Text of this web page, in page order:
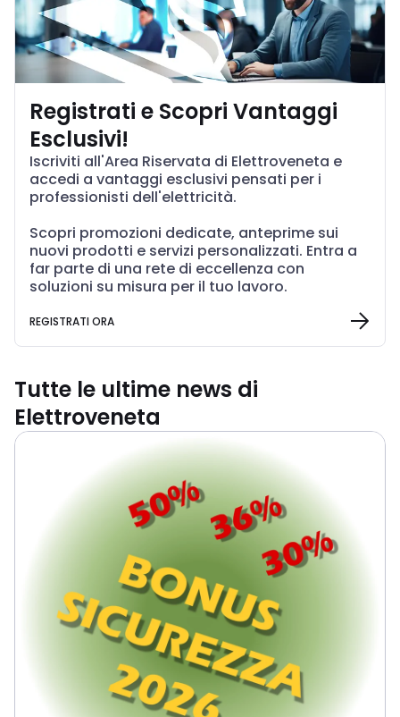
Registrati e Scopri Vantaggi
Esclusivi!
Iscriviti all'Area Riservata di Elettroveneta e
accedi a vantaggi esclusivi pensati per i
professionisti dell'elettricità.
Scopri promozioni dedicate, anteprime sui
nuovi prodotti e servizi personalizzati. Entra a
far parte di una rete di eccellenza con
soluzioni su misura per il tuo lavoro.
REGISTRATI ORA
Tutte le ultime news di
Elettroveneta